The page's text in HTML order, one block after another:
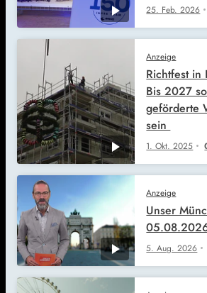
25. Feb. 2026
Anzeige
1. Okt. 2025
Richtfest in
Bis 2027
geförderte
sein
Anzeige
5. Aug. 2026
Unser